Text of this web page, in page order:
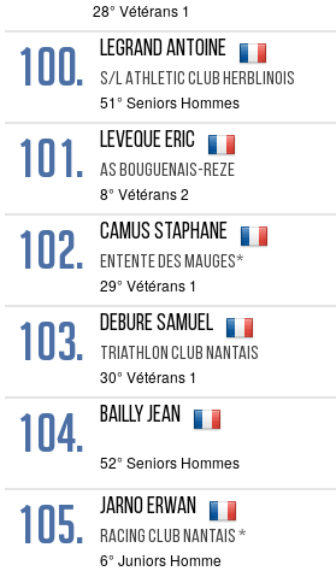
28° Vétérans 1
100. LEGRAND Antoine
S/l Athletic Club Herblinois
51° Seniors Hommes
101. LEVEQUE Eric
As Bouguenais-reze
8° Vétérans 2
102. CAMUS Staphane
Entente Des Mauges*
29° Vétérans 1
103. DEBURE Samuel
Triathlon Club Nantais
30° Vétérans 1
104. BAILLY Jean
52° Seniors Hommes
105. JARNO Erwan
Racing Club Nantais *
6° Juniors Homme